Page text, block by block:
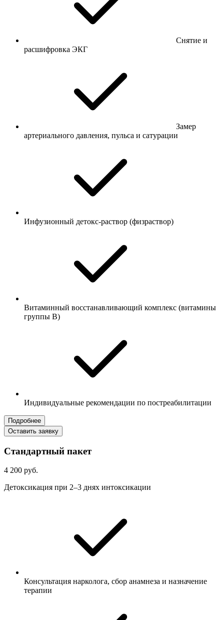
Снятие и
расшифровка ЭКГ
Замер
артериального давления, пульса и сатурации
Инфузионный детокс-раствор (физраствор)
Витаминный восстанавливающий комплекс (витамины
группы B)
Индивидуальные рекомендации по постреабилитации
Подробнее
Оставить заявку
Стандартный пакет
4 200 руб.
Детоксикация при 2–3 днях интоксикации
Консультация нарколога, сбор анамнеза и назначение
терапии